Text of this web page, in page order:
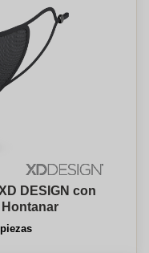
DESIGN con